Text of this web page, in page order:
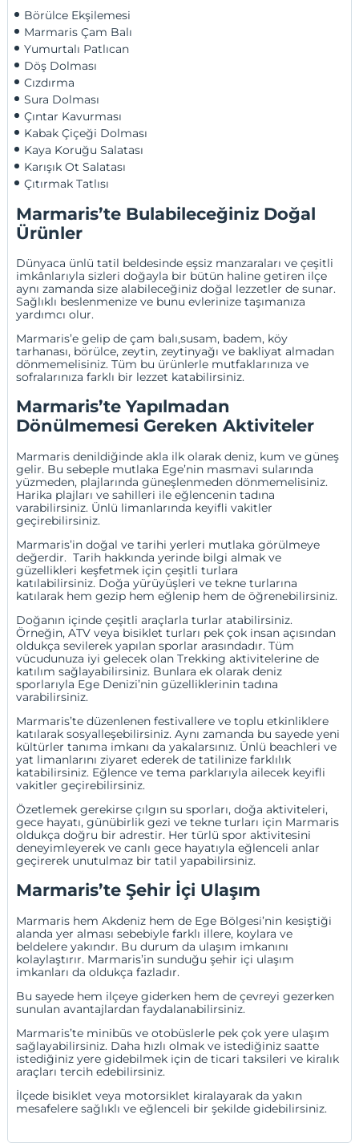
Börülce Ekşilemesi
Marmaris Çam Balı
Yumurtalı Patlıcan
Döş Dolması
Cızdırma
Sura Dolması
Çıntar Kavurması
Kabak Çiçeği Dolması
Kaya Koruğu Salatası
Karışık Ot Salatası
Çıtırmak Tatlısı
Marmaris’te Bulabileceğiniz Doğal
Ürünler
Dünyaca ünlü tatil beldesinde eşsiz manzaraları ve çeşitli
imkânlarıyla sizleri doğayla bir bütün haline getiren ilçe
aynı zamanda size alabileceğiniz doğal lezzetler de sunar.
Sağlıklı beslenmenize ve bunu evlerinize taşımanıza
yardımcı olur.
Marmaris’e gelip de çam balı,susam, badem, köy
tarhanası, börülce, zeytin, zeytinyağı ve bakliyat almadan
dönmemelisiniz. Tüm bu ürünlerle mutfaklarınıza ve
sofralarınıza farklı bir lezzet katabilirsiniz.
Marmaris’te Yapılmadan
Dönülmemesi Gereken Aktiviteler
Marmaris denildiğinde akla ilk olarak deniz, kum ve güneş
gelir. Bu sebeple mutlaka Ege’nin masmavi sularında
yüzmeden, plajlarında güneşlenmeden dönmemelisiniz.
Harika plajları ve sahilleri ile eğlencenin tadına
varabilirsiniz. Ünlü limanlarında keyifli vakitler
geçirebilirsiniz.
Marmaris’in doğal ve tarihi yerleri mutlaka görülmeye
değerdir. Tarih hakkında yerinde bilgi almak ve
güzellikleri keşfetmek için çeşitli turlara
katılabilirsiniz. Doğa yürüyüşleri ve tekne turlarına
katılarak hem gezip hem eğlenip hem de öğrenebilirsiniz.
Doğanın içinde çeşitli araçlarla turlar atabilirsiniz.
Örneğin, ATV veya bisiklet turları pek çok insan açısından
oldukça sevilerek yapılan sporlar arasındadır. Tüm
vücudunuza iyi gelecek olan Trekking aktivitelerine de
katılım sağlayabilirsiniz. Bunlara ek olarak deniz
sporlarıyla Ege Denizi’nin güzelliklerinin tadına
varabilirsiniz.
Marmaris’te düzenlenen festivallere ve toplu etkinliklere
katılarak sosyalleşebilirsiniz. Aynı zamanda bu sayede yeni
kültürler tanıma imkanı da yakalarsınız. Ünlü beachleri ve
yat limanlarını ziyaret ederek de tatilinize farklılık
katabilirsiniz. Eğlence ve tema parklarıyla ailecek keyifli
vakitler geçirebilirsiniz.
Özetlemek gerekirse çılgın su sporları, doğa aktiviteleri,
gece hayatı, günübirlik gezi ve tekne turları için Marmaris
oldukça doğru bir adrestir. Her türlü spor aktivitesini
deneyimleyerek ve canlı gece hayatıyla eğlenceli anlar
geçirerek unutulmaz bir tatil yapabilirsiniz.
Marmaris’te Şehir İçi Ulaşım
Marmaris hem Akdeniz hem de Ege Bölgesi’nin kesiştiği
alanda yer alması sebebiyle farklı illere, koylara ve
beldelere yakındır. Bu durum da ulaşım imkanını
kolaylaştırır. Marmaris’in sunduğu şehir içi ulaşım
imkanları da oldukça fazladır.
Bu sayede hem ilçeye giderken hem de çevreyi gezerken
sunulan avantajlardan faydalanabilirsiniz.
Marmaris’te minibüs ve otobüslerle pek çok yere ulaşım
sağlayabilirsiniz. Daha hızlı olmak ve istediğiniz saatte
istediğiniz yere gidebilmek için de ticari taksileri ve kiralık
araçları tercih edebilirsiniz.
İlçede bisiklet veya motorsiklet kiralayarak da yakın
mesafelere sağlıklı ve eğlenceli bir şekilde gidebilirsiniz.